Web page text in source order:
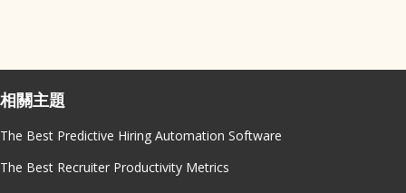
相關主題
The Best Predictive Hiring Automation Software
The Best Recruiter Productivity Metrics